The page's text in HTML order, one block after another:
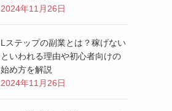
2024年11月26日
Lステップの副業とは？稼げない
といわれる理由や初心者向けの
始め方を解説
2024年11月26日